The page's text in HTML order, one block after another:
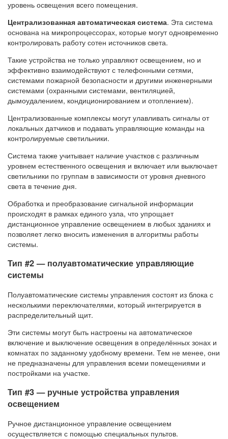
уровень освещения всего помещения.
Централизованная автоматическая система. Эта система
основана на микропроцессорах, которые могут одновременно
контролировать работу сотен источников света.
Такие устройства не только управляют освещением, но и
эффективно взаимодействуют с телефонными сетями,
системами пожарной безопасности и другими инженерными
системами (охранными системами, вентиляцией,
дымоудалением, кондиционированием и отоплением).
Централизованные комплексы могут улавливать сигналы от
локальных датчиков и подавать управляющие команды на
контролируемые светильники.
Система также учитывает наличие участков с различным
уровнем естественного освещения и включает или выключает
светильники по группам в зависимости от уровня дневного
света в течение дня.
Обработка и преобразование сигнальной информации
происходят в рамках единого узла, что упрощает
дистанционное управление освещением в любых зданиях и
позволяет легко вносить изменения в алгоритмы работы
системы.
Тип #2 — полуавтоматические управляющие
системы
Полуавтоматические системы управления состоят из блока с
несколькими переключателями, который интегрируется в
распределительный щит.
Эти системы могут быть настроены на автоматическое
включение и выключение освещения в определённых зонах и
комнатах по заданному удобному времени. Тем не менее, они
не предназначены для управления всеми помещениями и
постройками на участке.
Тип #3 — ручные устройства управления
освещением
Ручное дистанционное управление освещением
осуществляется с помощью специальных пультов.